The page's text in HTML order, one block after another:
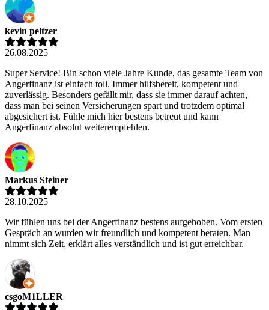
kevin peltzer
26.08.2025
Super Service! Bin schon viele Jahre Kunde, das gesamte Team von
Angerfinanz ist einfach toll. Immer hilfsbereit, kompetent und
zuverlässig. Besonders gefällt mir, dass sie immer darauf achten,
dass man bei seinen Versicherungen spart und trotzdem optimal
abgesichert ist. Fühle mich hier bestens betreut und kann
Angerfinanz absolut weiterempfehlen.
Markus Steiner
28.10.2025
Wir fühlen uns bei der Angerfinanz bestens aufgehoben. Vom ersten
Gespräch an wurden wir freundlich und kompetent beraten. Man
nimmt sich Zeit, erklärt alles verständlich und ist gut erreichbar.
csgoM1LLER